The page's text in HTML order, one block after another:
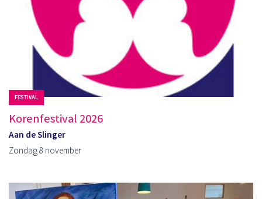
FESTIVAL
Korenfestival 2026
Aan de Slinger
Zondag 8 november